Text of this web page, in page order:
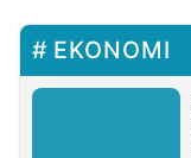
EKONOMI